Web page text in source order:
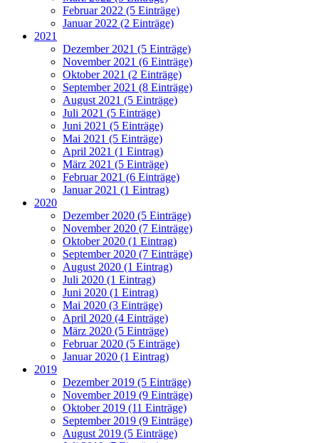
Februar 2022 (5 Einträge)
Januar 2022 (2 Einträge)
2021
Dezember 2021 (5 Einträge)
November 2021 (6 Einträge)
Oktober 2021 (2 Einträge)
September 2021 (8 Einträge)
August 2021 (5 Einträge)
Juli 2021 (5 Einträge)
Juni 2021 (5 Einträge)
Mai 2021 (5 Einträge)
April 2021 (1 Eintrag)
März 2021 (5 Einträge)
Februar 2021 (6 Einträge)
Januar 2021 (1 Eintrag)
2020
Dezember 2020 (5 Einträge)
November 2020 (7 Einträge)
Oktober 2020 (1 Eintrag)
September 2020 (7 Einträge)
August 2020 (1 Eintrag)
Juli 2020 (1 Eintrag)
Juni 2020 (1 Eintrag)
Mai 2020 (3 Einträge)
April 2020 (4 Einträge)
März 2020 (5 Einträge)
Februar 2020 (5 Einträge)
Januar 2020 (1 Eintrag)
2019
Dezember 2019 (5 Einträge)
November 2019 (9 Einträge)
Oktober 2019 (11 Einträge)
September 2019 (9 Einträge)
August 2019 (5 Einträge)